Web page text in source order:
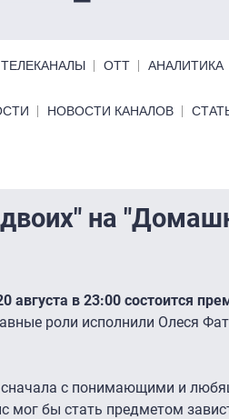
ТЕЛЕКАНАЛЫ ОТТ АНАЛИТИКА
НОВОСТИ КАНАЛОВ
на
августа в 23:00 состоится
роли исполнили Олеся
сначала с понимающими и
бы стать предметом